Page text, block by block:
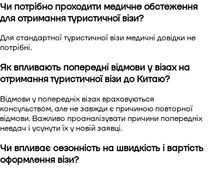
Чи потрібно проходити медичне обстеження
для отримання туристичної візи?
Для стандартної туристичної візи медичні довідки не
потрібні.
Як впливають попередні відмови у візах на
отримання туристичної візи до Китаю?
Відмови у попередніх візах враховуються
консульством, але не завжди є причиною повторної
відмови. Важливо проаналізувати причини попередніх
невдач і усунути їх у новій заявці.
Чи впливає сезонність на швидкість і вартість
оформлення візи?